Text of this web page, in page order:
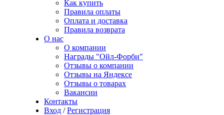
Как купить
Правила оплаты
Оплата и доставка
Правила возврата
О нас
О компании
Награды "Ойл-Форби"
Отзывы о компании
Отзывы на Яндексе
Отзывы о товарах
Вакансии
Контакты
Вход / Регистрация